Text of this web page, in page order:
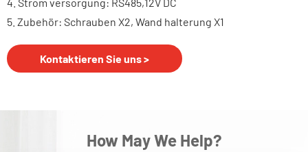
5. Zubehör: Schrauben X2, Wand halterung X1
Kontaktieren Sie uns >
How May We Help?